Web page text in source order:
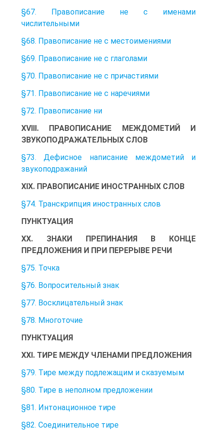
§67. Правописание не с именами
числительными
§68. Правописание не с местоимениями
§69. Правописание не с глаголами
§70. Правописание не с причастиями
§71. Правописание не с наречиями
§72. Правописание ни
XVIII. ПРАВОПИСАНИЕ МЕЖДОМЕТИЙ И
ЗВУКОПОДРАЖАТЕЛЬНЫХ СЛОВ
§73. Дефисное написание междометий и
звукоподражаний
XIX. ПРАВОПИСАНИЕ ИНОСТРАННЫХ СЛОВ
§74. Транскрипция иностранных слов
ПУНКТУАЦИЯ
XX. ЗНАКИ ПРЕПИНАНИЯ В КОНЦЕ
ПРЕДЛОЖЕНИЯ И ПРИ ПЕРЕРЫВЕ РЕЧИ
§75. Точка
§76. Вопросительный знак
§77. Восклицательный знак
§78. Многоточие
ПУНКТУАЦИЯ
XXI. ТИРЕ МЕЖДУ ЧЛЕНАМИ ПРЕДЛОЖЕНИЯ
§79. Тире между подлежащим и сказуемым
§80. Тире в неполном предложении
§81. Интонационное тире
§82. Соединительное тире